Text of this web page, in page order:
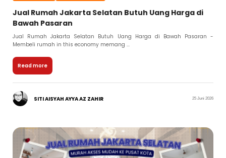
Jual Rumah Jakarta Selatan Butuh Uang Harga di
Bawah Pasaran
Jual Rumah Jakarta Selatan Butuh Uang Harga di Bawah Pasaran -
Membeli rumah in this economy memang ...
Read more
SITI AISYAH AYYA AZ ZAHIR 25 Juni 2026